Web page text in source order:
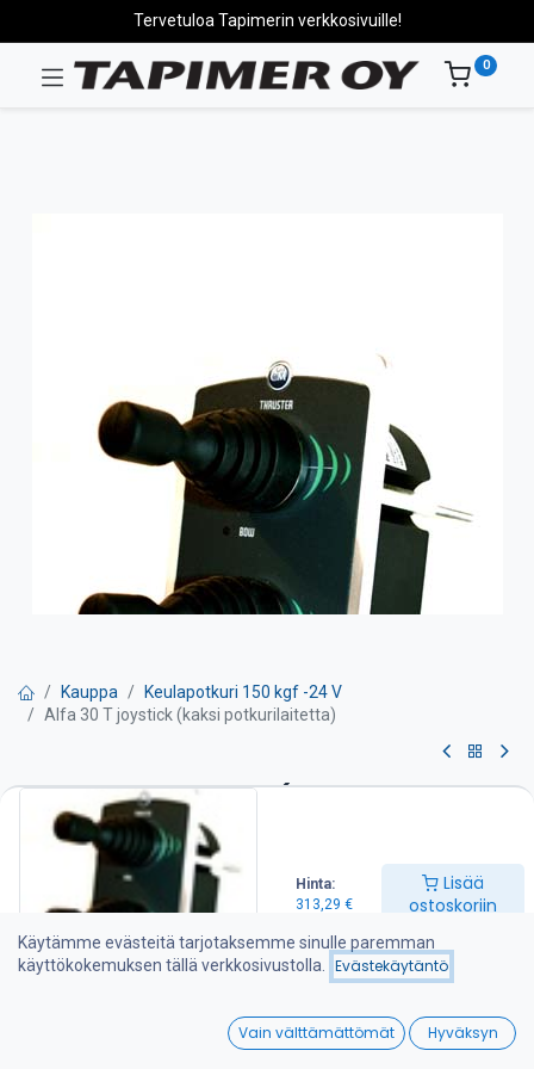
Hinta:
313,29 €
Lisää
ostoskoriin
Wishlist
Tervetuloa Tapimerin verkkosivuille!
0
Kauppa
Keulapotkuri 150 kgf -24 V
Alfa 30 T joystick (kaksi potkurilaitetta)
Alfa 30 T joystick (kaksi
potkurilaitetta)
Sopii keula sekä peräpotkurille
-sisältää vaihtoviiveyksikön
-automaattinen poiskytkennän säätö
Käytämme evästeitä tarjotaksemme sinulle paremman
käyttökokemuksen tällä verkkosivustolla.
Evästekäytäntö
Vain välttämättömät Hyväksyn